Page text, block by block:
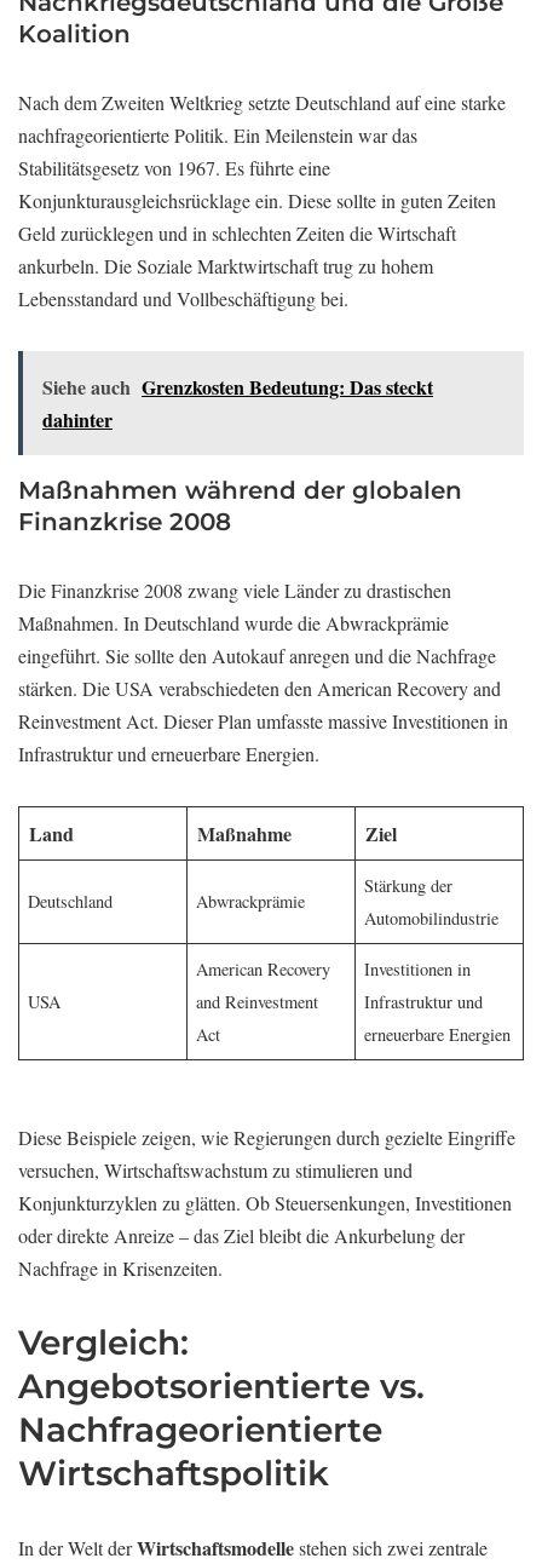
Koalition
Nach dem Zweiten Weltkrieg setzte Deutschland auf eine starke
nachfrageorientierte Politik. Ein Meilenstein war das
Stabilitätsgesetz von 1967. Es führte eine
Konjunkturausgleichsrücklage ein. Diese sollte in guten Zeiten
Geld zurücklegen und in schlechten Zeiten die Wirtschaft
ankurbeln. Die Soziale Marktwirtschaft trug zu hohem
Lebensstandard und Vollbeschäftigung bei.
Siehe auch Grenzkosten Bedeutung: Das steckt
dahinter
Maßnahmen während der globalen
Finanzkrise 2008
Die Finanzkrise 2008 zwang viele Länder zu drastischen
Maßnahmen. In Deutschland wurde die Abwrackprämie
eingeführt. Sie sollte den Autokauf anregen und die Nachfrage
stärken. Die USA verabschiedeten den American Recovery and
Reinvestment Act. Dieser Plan umfasste massive Investitionen in
Infrastruktur und erneuerbare Energien.
Land Maßnahme Ziel
Deutschland Abwrackprämie
Stärkung der
Automobilindustrie
USA
American Recovery
and Reinvestment
Act
Investitionen in
Infrastruktur und
erneuerbare Energien
Diese Beispiele zeigen, wie Regierungen durch gezielte Eingriffe
versuchen, Wirtschaftswachstum zu stimulieren und
Konjunkturzyklen zu glätten. Ob Steuersenkungen, Investitionen
oder direkte Anreize – das Ziel bleibt die Ankurbelung der
Nachfrage in Krisenzeiten.
Vergleich:
Angebotsorientierte vs.
Nachfrageorientierte
Wirtschaftspolitik
In der Welt derWirtschaftsmodellestehen sich zwei zentrale